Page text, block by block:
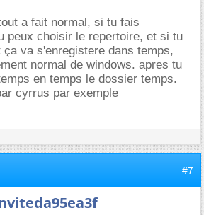
a fait normal, si tu fais
peux choisir le repertoire, et si tu
va s'enregistere dans temps,
normal de windows. apres tu
en temps le dossier temps.
cyrrus par exemple
#7